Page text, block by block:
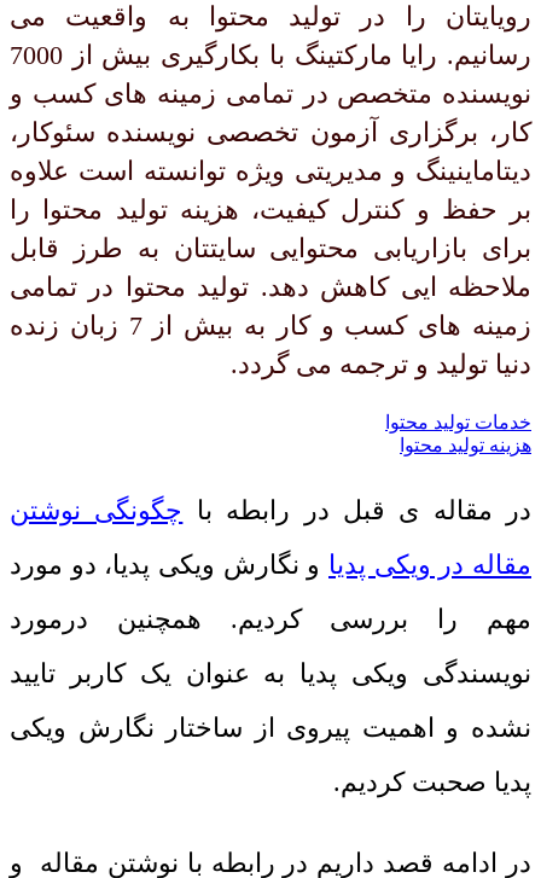
رویایتان را در تولید محتوا به واقعیت می
رسانیم. رایا مارکتینگ با بکارگیری بیش از 7000
نویسنده متخصص در تمامی زمینه های کسب و
کار، برگزاری آزمون تخصصی نویسنده سئوکار،
دیتاماینینگ و مدیریتی ویژه توانسته است علاوه
بر حفظ و کنترل کیفیت، هزینه تولید محتوا را
برای بازاریابی محتوایی سایتتان به طرز قابل
ملاحظه ایی کاهش دهد. تولید محتوا در تمامی
زمینه های کسب و کار به بیش از 7 زبان زنده
دنیا تولید و ترجمه می گردد.
خدمات تولید محتوا
هزینه تولید محتوا
در مقاله ی قبل در رابطه با چگونگی نوشتن
مقاله در ویکی پدیا و نگارش ویکی پدیا، دو مورد
مهم را بررسی کردیم. همچنین درمورد
نویسندگی ویکی پدیا به عنوان یک کاربر تایید
نشده و اهمیت پیروی از ساختار نگارش ویکی
پدیا صحبت کردیم.
در ادامه قصد داریم در رابطه با نوشتن مقاله و